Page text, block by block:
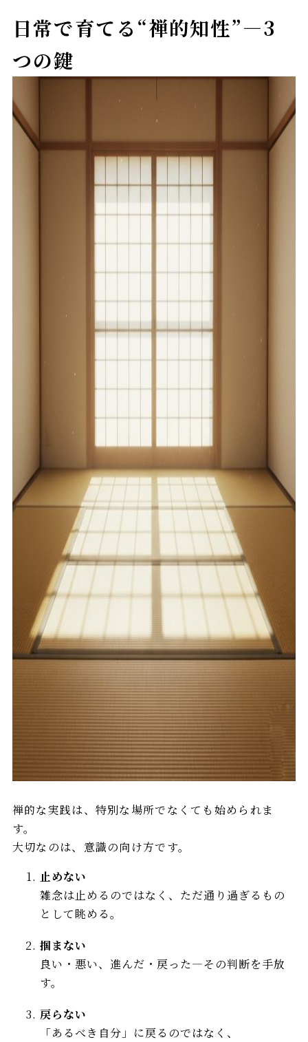
日常で育てる“禅的知性”—3
つの鍵
禅的な実践は、特別な場所でなくても始められま
す。
大切なのは、意識の向け方です。
止めない
雑念は止めるのではなく、ただ通り過ぎるもの
として眺める。
掴まない
良い・悪い、進んだ・戻った—その判断を手放
す。
戻らない
「あるべき自分」に戻るのではなく、